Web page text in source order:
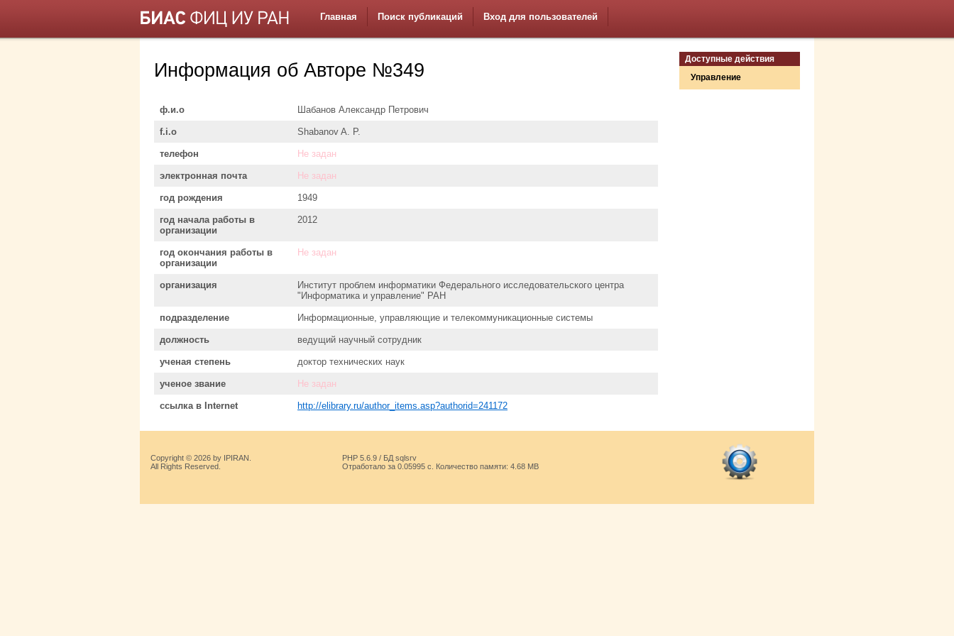
Главная Поиск публикаций Вход для пользователей
Информация об Авторе №349
ф.и.о Шабанов Александр Петрович
f.i.o Shabanov A. P.
телефон Не задан
электронная почта Не задан
год рождения 1949
год начала работы в
организации
2012
год окончания работы в
организации
Не задан
организация
Институт проблем информатики Федерального исследовательского центра
"Информатика и управление" РАН
подразделение Информационные, управляющие и телекоммуникационные системы
должность ведущий научный сотрудник
ученая степень доктор технических наук
ученое звание Не задан
ссылка в Internet http://elibrary.ru/author_items.asp?authorid=241172
Доступные действия
Управление
Copyright © 2026 by IPIRAN.
All Rights Reserved.
PHP 5.6.9 / БД sqlsrv
Отработало за 0.05995 с. Количество памяти: 4.68 MB